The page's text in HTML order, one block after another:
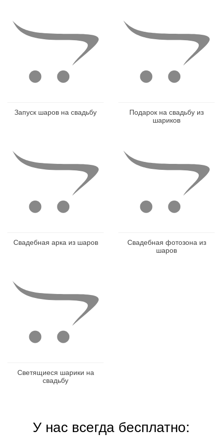
Запуск шаров на свадьбу
Подарок на свадьбу из
шариков
Свадебная арка из шаров
Свадебная фотозона из
шаров
Светящиеся шарики на
свадьбу
У нас всегда бесплатно: